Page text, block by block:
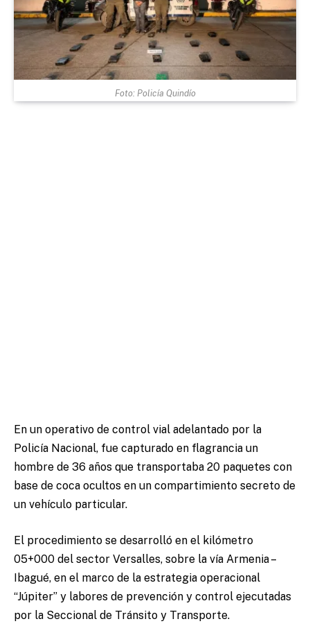
Foto: Policía Quindío
En un operativo de control vial adelantado por la
Policía Nacional, fue capturado en flagrancia un
hombre de 36 años que transportaba 20 paquetes con
base de coca ocultos en un compartimiento secreto de
un vehículo particular.
El procedimiento se desarrolló en el kilómetro
05+000 del sector Versalles, sobre la vía Armenia –
Ibagué, en el marco de la estrategia operacional
“Júpiter” y labores de prevención y control ejecutadas
por la Seccional de Tránsito y Transporte.